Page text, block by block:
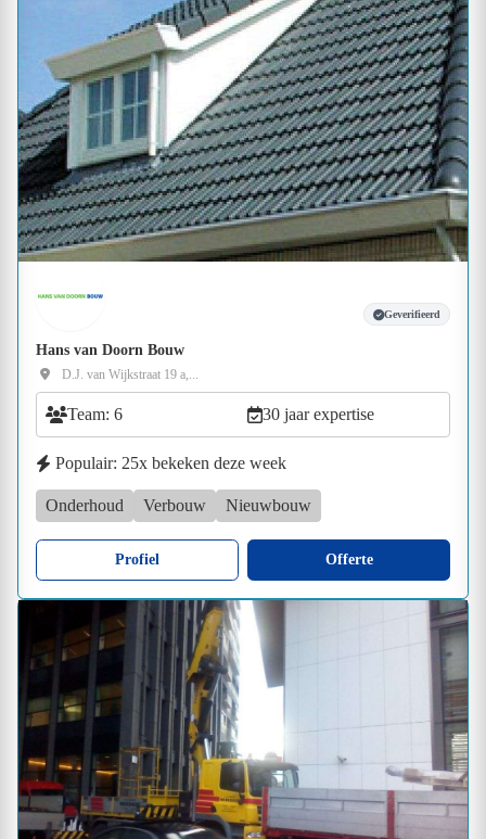
Geverifieerd
Hans van Doorn Bouw
D.J. van Wijkstraat 19 a,...
Team: 6 30 jaar expertise
Populair: 25x bekeken deze week
Onderhoud Verbouw Nieuwbouw
Profiel Offerte